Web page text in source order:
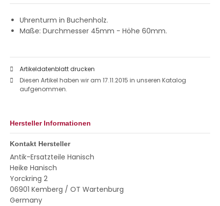
Uhrenturm in Buchenholz.
Maße: Durchmesser 45mm - Höhe 60mm.
Artikeldatenblatt drucken
Diesen Artikel haben wir am 17.11.2015 in unseren Katalog
aufgenommen.
Hersteller Informationen
Kontakt Hersteller
Antik-Ersatzteile Hanisch
Heike Hanisch
Yorckring 2
06901 Kemberg / OT Wartenburg
Germany